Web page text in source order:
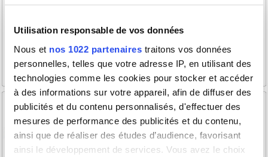
Utilisation responsable de vos données
Nous et nos 1022 partenaires traitons vos données
personnelles, telles que votre adresse IP, en utilisant des
technologies comme les cookies pour stocker et accéder
à des informations sur votre appareil, afin de diffuser des
publicités et du contenu personnalisés, d'effectuer des
mesures de performance des publicités et du contenu,
ainsi que de réaliser des études d’audience, favorisant
ainsi le développement de services. Vous avez le choix